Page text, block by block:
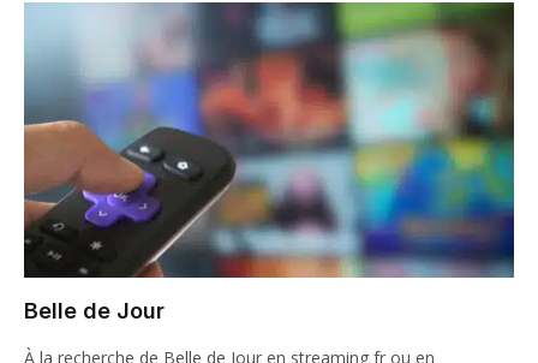
Belle de Jour
À la recherche de Belle de Jour en streaming fr ou en